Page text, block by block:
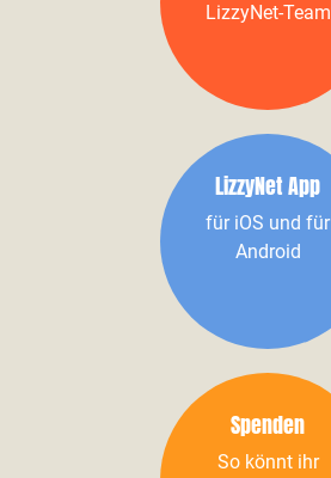
LizzyNet-Team
LizzyNet App
für iOS und für
Android
Spenden
So könnt ihr